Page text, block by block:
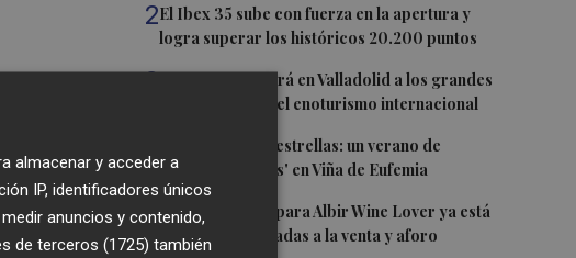
2El Ibex 35 sube con fuerza en la apertura y
logra superar los históricos 20.200 puntos
3FINE 2027 reunirá en Valladolid a los grandes
protagonistas del enoturismo internacional
Entre viñedos y estrellas: un verano de
'Noches Mágicas' en Viña de Eufemia
5La cuenta atrás para Albir Wine Lover ya está
en marcha: entradas a la venta y aforo
almacenar y acceder a
IP, identificadores únicos
anuncios y contenido,
de terceros (1725) también